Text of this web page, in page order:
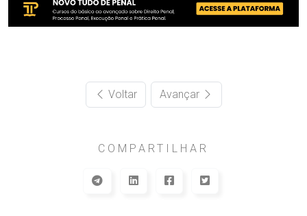
Voltar Avançar
COMPARTILHAR